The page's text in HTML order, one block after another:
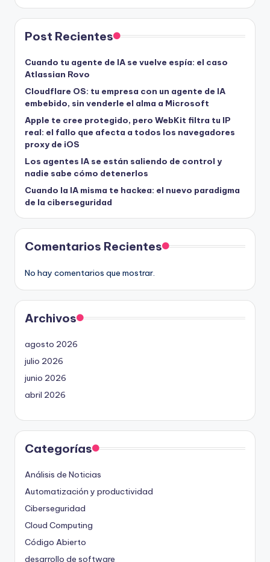
Post Recientes
Cuando tu agente de IA se vuelve espía: el caso
Atlassian Rovo
Cloudflare OS: tu empresa con un agente de IA
embebido, sin venderle el alma a Microsoft
Apple te cree protegido, pero WebKit filtra tu IP
real: el fallo que afecta a todos los navegadores
proxy de iOS
Los agentes IA se están saliendo de control y
nadie sabe cómo detenerlos
Cuando la IA misma te hackea: el nuevo paradigma
de la ciberseguridad
Comentarios Recientes
No hay comentarios que mostrar.
Archivos
agosto 2026
julio 2026
junio 2026
abril 2026
Categorías
Análisis de Noticias
Automatización y productividad
Ciberseguridad
Cloud Computing
Código Abierto
desarrollo de software